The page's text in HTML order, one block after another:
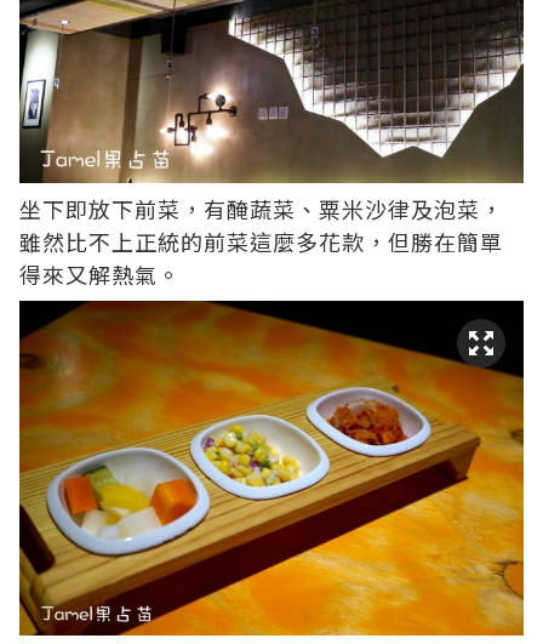
坐下即放下前菜，有醃蔬菜、粟米沙律及泡菜，
雖然比不上正統的前菜這麼多花款，但勝在簡單
得來又解熱氣。